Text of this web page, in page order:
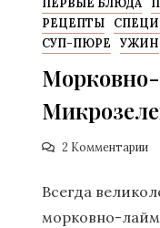
ПЕРВЫЕ БЛЮДА
РЕЦЕПТЫ
СУП-ПЮРЕ
УЖИН
2 Комментарии
Всегда
морковно-